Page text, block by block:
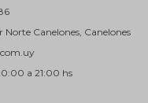
Canelones, Canelones
a 21:00 hs